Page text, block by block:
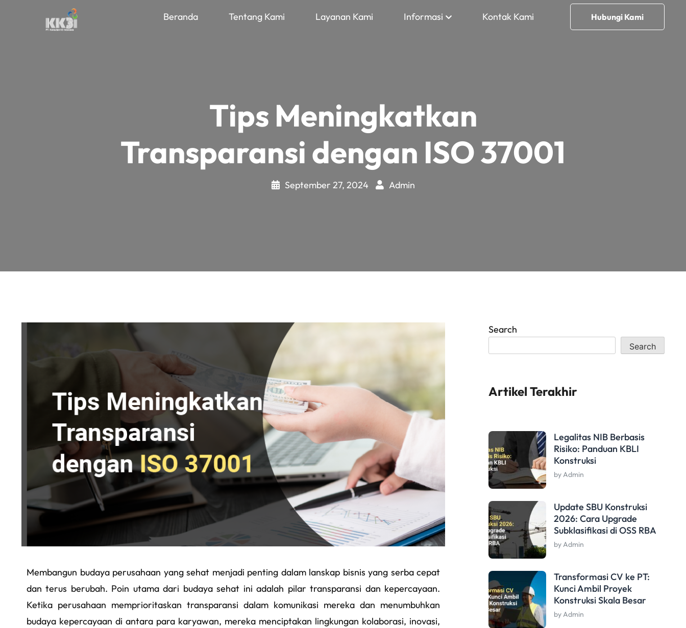
Beranda Tentang Kami Layanan Kami Informasi Kontak Kami Hubungi Kami
Tips Meningkatkan
Transparansi dengan ISO 37001
September 27, 2024 Admin
Membangun budaya perusahaan yang sehat menjadi penting dalam lanskap bisnis yang serba cepat
dan terus berubah. Poin utama dari budaya sehat ini adalah pilar transparansi dan kepercayaan.
Ketika perusahaan memprioritaskan transparansi dalam komunikasi mereka dan menumbuhkan
budaya kepercayaan di antara para karyawan, mereka menciptakan lingkungan kolaborasi, inovasi,
Search
Search
Artikel Terakhir
Legalitas NIB Berbasis
Risiko: Panduan KBLI
Konstruksi
by Admin
Update SBU Konstruksi
2026: Cara Upgrade
Subklasifikasi di OSS RBA
by Admin
Transformasi CV ke PT:
Kunci Ambil Proyek
Konstruksi Skala Besar
by Admin